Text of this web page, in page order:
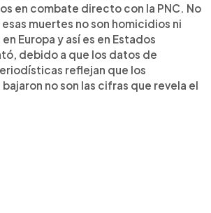
en combate directo con la PNC. No
muertes no son homicidios ni
Europa y así es en Estados
debido a que los datos de
reflejan que los
no son las cifras que revela el